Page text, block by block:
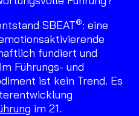
SBEAT®: eine
fundiert und
Führungs- und
ist kein Trend. Es
im 21.